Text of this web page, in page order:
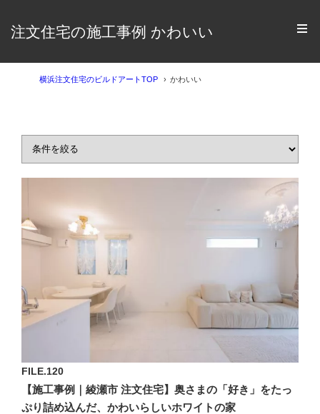
注文住宅の施工事例 かわいい
横浜注文住宅のビルドアートTOP かわいい
FILE.120
【施工事例｜綾瀬市 注文住宅】奥さまの「好き」をたっ
ぷり詰め込んだ、かわいらしいホワイトの家